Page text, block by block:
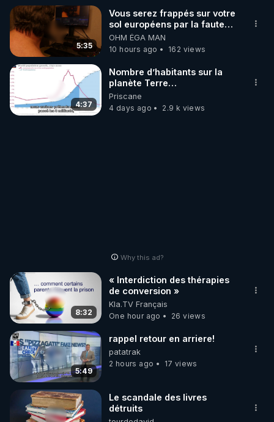
5:35
Vous serez frappés sur votre
sol européens par la faute
des dirigeants qui s'en
mettent dans le nez
OHM ÉGA MAN
10 hours ago
162 views
4:37
Nombre d’habitants sur la
planète Terre…
Priscane
4 days ago
2.9 k views
Why this ad?
8:32
« Interdiction des thérapies
de conversion »
Kla.TV Français
One hour ago
26 views
5:49
rappel retour en arriere!
patatrak
2 hours ago
17 views
Le scandale des livres
détruits